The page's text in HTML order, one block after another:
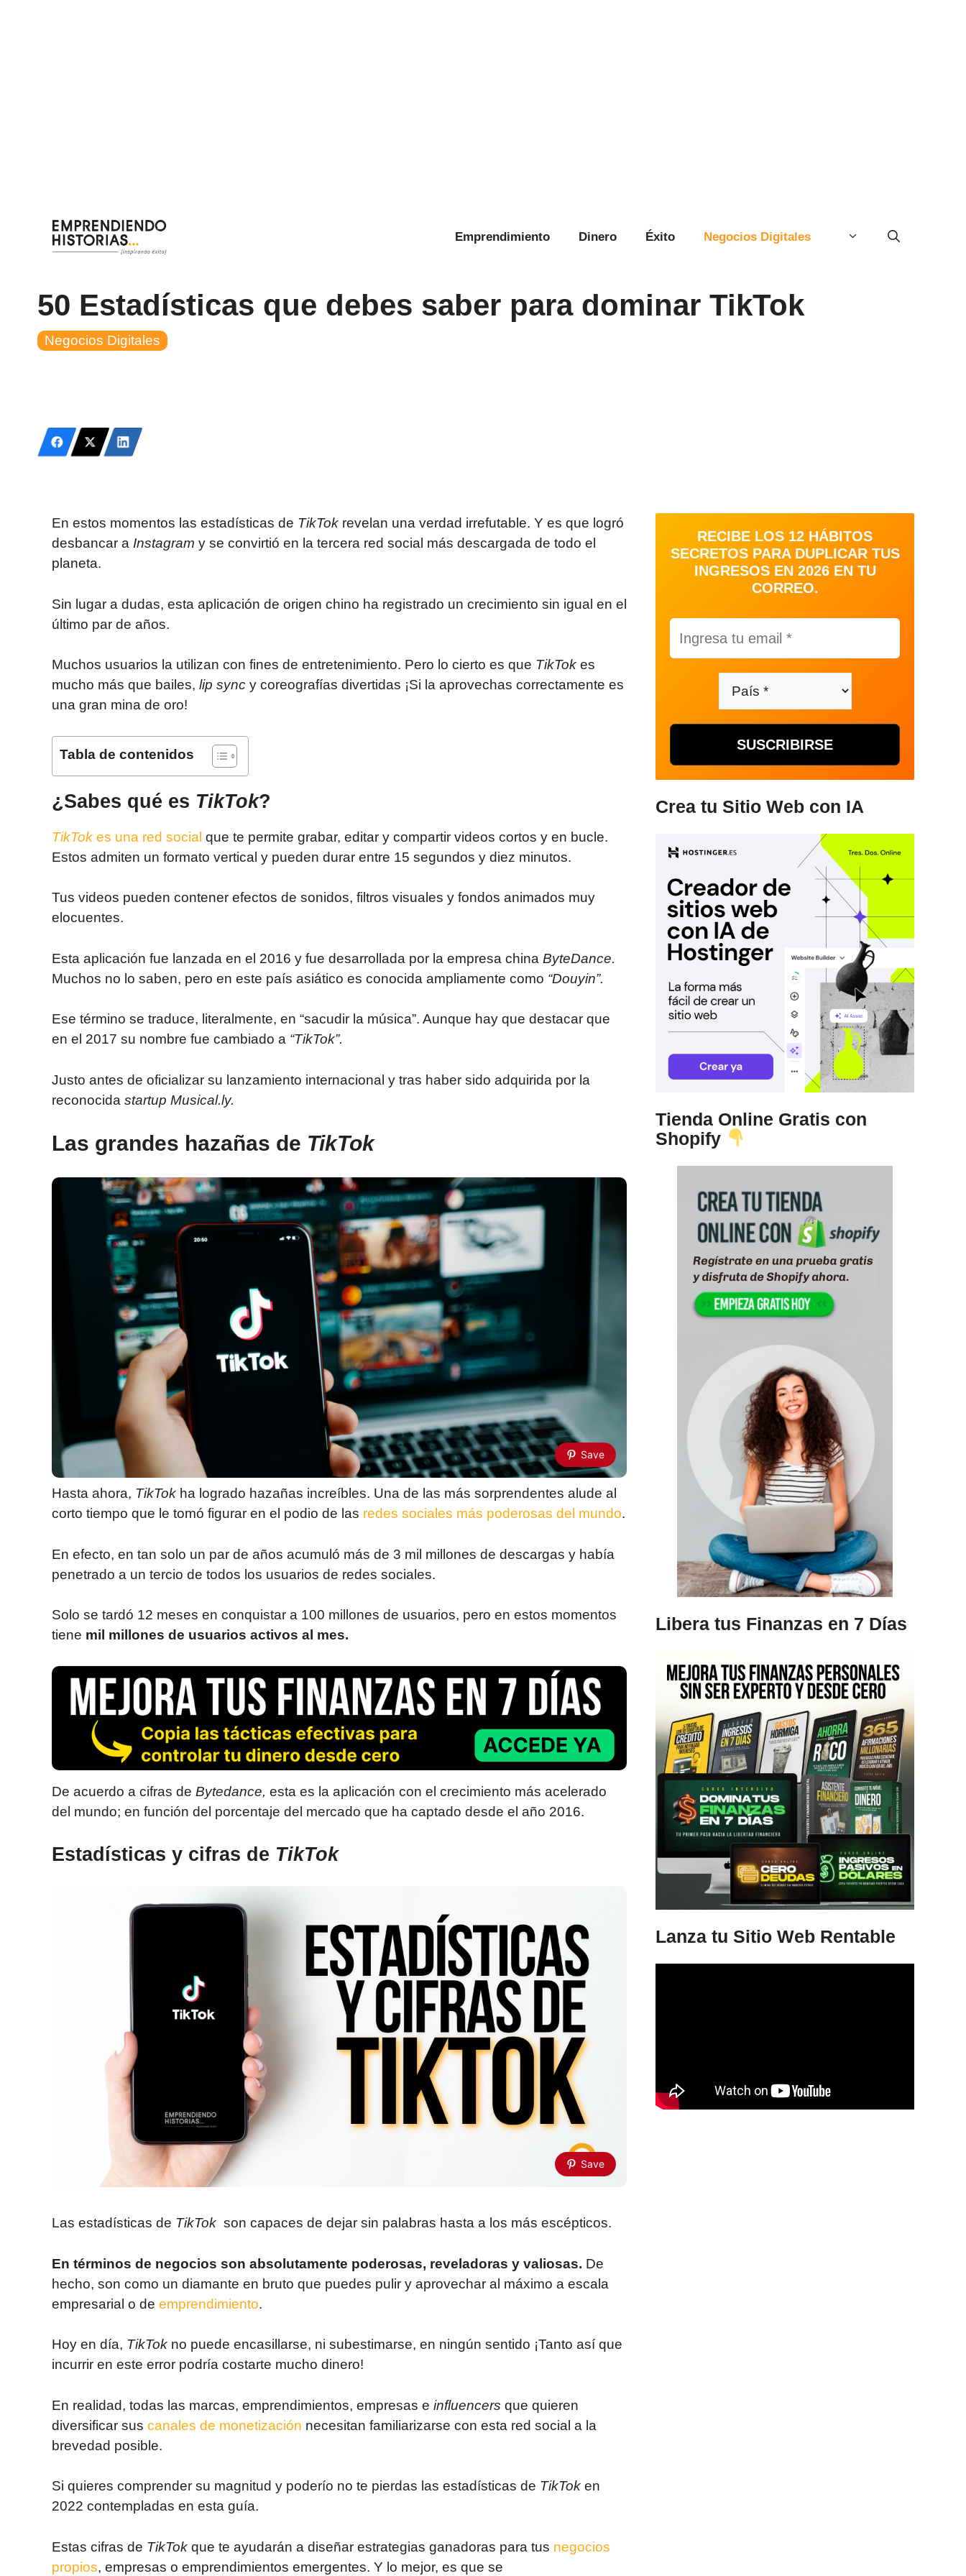
contenido
Emprendimiento Dinero Éxito Negocios Digitales
50 Estadísticas que debes saber para dominar TikTok
Negocios Digitales
En estos momentos las estadísticas de TikTok revelan una verdad irrefutable. Y es que logró
desbancar a Instagram y se convirtió en la tercera red social más descargada de todo el
planeta.
Sin lugar a dudas, esta aplicación de origen chino ha registrado un crecimiento sin igual en el
último par de años.
Muchos usuarios la utilizan con fines de entretenimiento. Pero lo cierto es que TikTok es
mucho más que bailes, lip sync y coreografías divertidas ¡Si la aprovechas correctamente es
una gran mina de oro!
Tabla de contenidos
¿Sabes qué es TikTok?
TikTok es una red social que te permite grabar, editar y compartir videos cortos y en bucle.
Estos admiten un formato vertical y pueden durar entre 15 segundos y diez minutos.
Tus videos pueden contener efectos de sonidos, filtros visuales y fondos animados muy
elocuentes.
Esta aplicación fue lanzada en el 2016 y fue desarrollada por la empresa china ByteDance.
Muchos no lo saben, pero en este país asiático es conocida ampliamente como “Douyin”.
Ese término se traduce, literalmente, en “sacudir la música”. Aunque hay que destacar que
en el 2017 su nombre fue cambiado a “TikTok”.
Justo antes de oficializar su lanzamiento internacional y tras haber sido adquirida por la
reconocida startup Musical.ly.
Las grandes hazañas de TikTok
Save
Hasta ahora, TikTok ha logrado hazañas increíbles. Una de las más sorprendentes alude al
corto tiempo que le tomó figurar en el podio de las redes sociales más poderosas del mundo.
En efecto, en tan solo un par de años acumuló más de 3 mil millones de descargas y había
penetrado a un tercio de todos los usuarios de redes sociales.
Solo se tardó 12 meses en conquistar a 100 millones de usuarios, pero en estos momentos
tiene mil millones de usuarios activos al mes.
De acuerdo a cifras de Bytedance, esta es la aplicación con el crecimiento más acelerado
del mundo; en función del porcentaje del mercado que ha captado desde el año 2016.
Estadísticas y cifras de TikTok
Save
Las estadísticas de TikTok son capaces de dejar sin palabras hasta a los más escépticos.
En términos de negocios son absolutamente poderosas, reveladoras y valiosas. De
hecho, son como un diamante en bruto que puedes pulir y aprovechar al máximo a escala
empresarial o de emprendimiento.
Hoy en día, TikTok no puede encasillarse, ni subestimarse, en ningún sentido ¡Tanto así que
incurrir en este error podría costarte mucho dinero!
En realidad, todas las marcas, emprendimientos, empresas e influencers que quieren
diversificar sus canales de monetización necesitan familiarizarse con esta red social a la
brevedad posible.
Si quieres comprender su magnitud y poderío no te pierdas las estadísticas de TikTok en
2022 contempladas en esta guía.
Estas cifras de TikTok que te ayudarán a diseñar estrategias ganadoras para tus negocios
propios, empresas o emprendimientos emergentes. Y lo mejor, es que se
RECIBE LOS 12 HÁBITOS
SECRETOS PARA DUPLICAR TUS
INGRESOS EN 2026 EN TU
CORREO.
Crea tu Sitio Web con IA
Tienda Online Gratis con
Shopify
Libera tus Finanzas en 7 Días
Lanza tu Sitio Web Rentable